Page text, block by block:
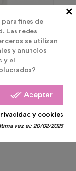
×
fines de
Las redes
se utilizan
y anuncios
y el
done_all Aceptar
y cookies
vez el:20/02/2023